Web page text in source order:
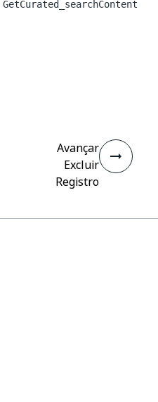
GetCurated_searchContent
Avançar
Excluir
Registro